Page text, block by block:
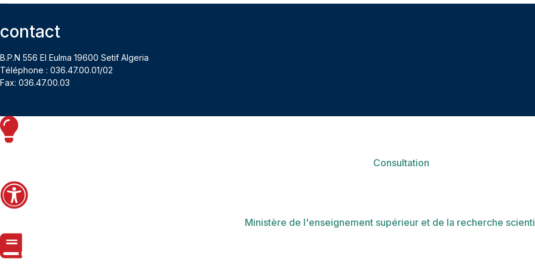
contact
Téléphone : 036.47.00.01/02
Fax: 036.47.00.03
Consultation
Ministère de l'enseignement supérieur et de la recherche